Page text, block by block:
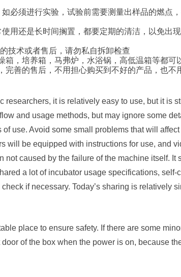
必须进行实验，试验前需要测量出样品的燃点
用还是长时间搁置，都要定期的清洁，以免出
技术或者售后，请勿私自拆卸检查
箱 ，培养箱，马弗炉，水浴锅，高低温箱等都可
完善的售后，不用担心购买到不好的产品，也不
it is relatively easy to use, but it is
and usage methods, but may ignore some
use. Avoid some small problems that will
will be equipped with instructions for use, and
not caused by the failure of the machine itself. It
a lot of incubator usage specifications, self-
if necessary. Today’s sharing is relatively
place to ensure safety. If there are some
of the box when the power is on, because